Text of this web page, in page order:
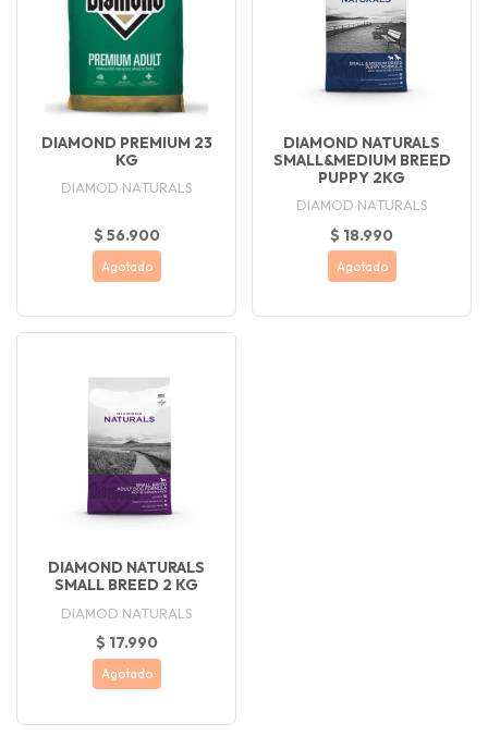
DIAMOND PREMIUM 23
KG
DIAMOD NATURALS
$ 56.900
Agotado
DIAMOND NATURALS
SMALL&MEDIUM BREED
PUPPY 2KG
DIAMOD NATURALS
$ 18.990
Agotado
DIAMOND NATURALS
SMALL BREED 2 KG
DIAMOD NATURALS
$ 17.990
Agotado